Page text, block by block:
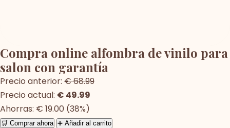
Compra online alfombra de vinilo para
salon con garantía
Precio anterior: € 68.99
Precio actual: € 49.99
Ahorras: € 19.00 (38%)
🛒 Comprar ahora ➕ Añadir al carrito